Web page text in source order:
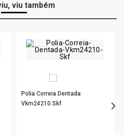
viu também
Polia Correia Dentada
Vkm24210 Skf